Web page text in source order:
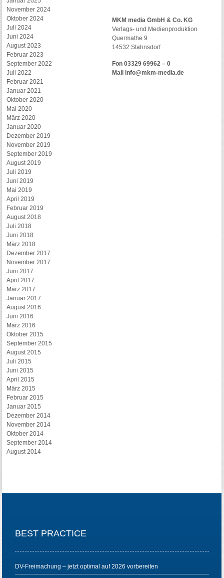
November 2024
Oktober 2024
Juli 2024
Juni 2024
August 2023
Februar 2023
September 2022
Juli 2022
Februar 2021
Januar 2021
Oktober 2020
Mai 2020
März 2020
Januar 2020
Dezember 2019
November 2019
September 2019
August 2019
Juli 2019
Juni 2019
Mai 2019
April 2019
Februar 2019
August 2018
Juli 2018
Juni 2018
März 2018
Dezember 2017
November 2017
Juni 2017
April 2017
März 2017
Januar 2017
August 2016
Juni 2016
März 2016
Oktober 2015
September 2015
August 2015
Juli 2015
Juni 2015
April 2015
März 2015
Februar 2015
Januar 2015
Dezember 2014
November 2014
Oktober 2014
September 2014
August 2014
MKM media GmbH & Co. KG
Verlags- und Medienproduktion
Quermathe 9
14532 Stahnsdorf
Fon 03329 69962 – 0
Mail info@mkm-media.de
BEST PRACTICE
DV-Freimachung – jetzt optimal auf 2026 vorbereiten